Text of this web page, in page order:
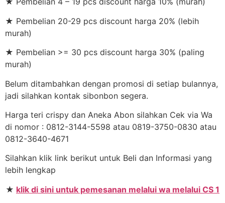
★ Pembelian 20-29 pcs discount harga 20% (lebih
murah)
★ Pembelian >= 30 pcs discount harga 30% (paling
murah)
Belum ditambahkan dengan promosi di setiap bulannya,
jadi silahkan kontak sibonbon segera.
Harga teri crispy dan Aneka Abon silahkan Cek via Wa
di nomor : 0812-3144-5598 atau 0819-3750-0830 atau
0812-3640-4671
Silahkan klik link berikut untuk Beli dan Informasi yang
lebih lengkap
★ klik di sini untuk pemesanan melalui wa melalui CS 1